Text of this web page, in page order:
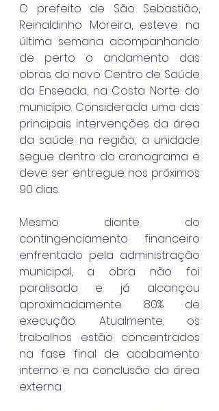
O prefeito de São Sebastião,
Reinaldinho Moreira, esteve na
última semana acompanhando
de perto o andamento das
obras do novo Centro de Saúde
da Enseada, na Costa Norte do
município. Considerada uma das
principais intervenções da área
da saúde na região, a unidade
segue dentro do cronograma e
deve ser entregue nos próximos
90 dias.
Mesmo diante do
contingenciamento financeiro
enfrentado pela administração
municipal, a obra não foi
paralisada e já alcançou
aproximadamente 80% de
execução. Atualmente, os
trabalhos estão concentrados
na fase final de acabamento
interno e na conclusão da área
externa.